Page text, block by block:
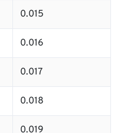
0.015
0.016
0.017
0.018
0.019